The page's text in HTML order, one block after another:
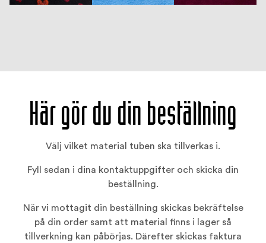
Här gör du din beställning
Välj vilket material tuben ska tillverkas i.
Fyll sedan i dina kontaktuppgifter och skicka din
beställning.
När vi mottagit din beställning skickas bekräftelse
på din order samt att material finns i lager så
tillverkning kan påbörjas. Därefter skickas faktura